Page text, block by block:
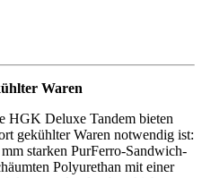
Waren
HGK Deluxe Tandem bieten
gekühlter Waren notwendig ist:
starken PurFerro-Sandwich-
Polyurethan mit einer